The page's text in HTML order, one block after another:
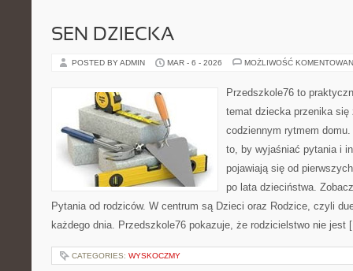
SEN DZIECKA
POSTED BY ADMIN MAR - 6 - 2026 MOŻLIWOŚĆ
Przedszkole76 to
temat dziecka przenika
codziennym rytmem
to, by wyjaśniać pytania i
pojawiają się od
po lata dzieciństwa.
Pytania od rodziców. W centrum są Dzieci oraz Rodzice, czyli
każdego dnia. Przedszkole76 pokazuje, że rodzicielstwo nie jest
CATEGORIES: WYSKOCZMY